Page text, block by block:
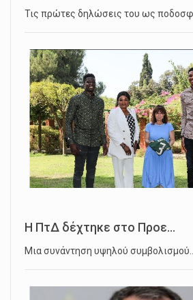
Τις πρώτες δηλώσεις του ως
Η ΠτΔ δέχτηκε στο Προε...
Μια συνάντηση υψηλού συμβολισμού…